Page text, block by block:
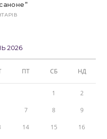
2026
ПТ СБ НД
1 2
7 8 9
14 15 16